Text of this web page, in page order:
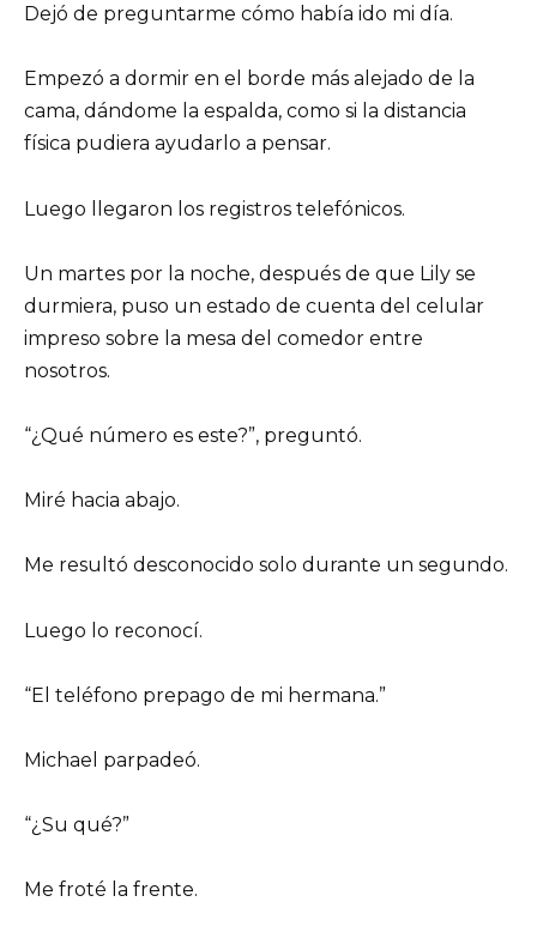
Dejó de preguntarme cómo había ido mi día.
Empezó a dormir en el borde más alejado de la
cama, dándome la espalda, como si la distancia
física pudiera ayudarlo a pensar.
Luego llegaron los registros telefónicos.
Un martes por la noche, después de que Lily se
durmiera, puso un estado de cuenta del celular
impreso sobre la mesa del comedor entre
nosotros.
“¿Qué número es este?”, preguntó.
Miré hacia abajo.
Me resultó desconocido solo durante un segundo.
Luego lo reconocí.
“El teléfono prepago de mi hermana.”
Michael parpadeó.
“¿Su qué?”
Me froté la frente.